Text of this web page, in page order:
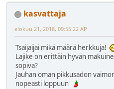
kasvattaja
elokuu 21, 2018, 09:55:22 AP
Tsaijaijai mikä määrä herkkuja!
Lajike on erittäin hyvän
sopiva?
Jauhan oman pikkusadon
nopeasti loppuun